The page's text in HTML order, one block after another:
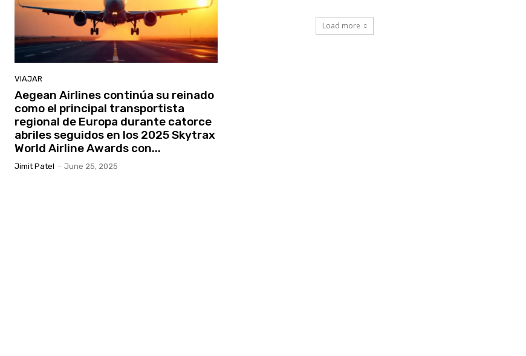
VIAJAR
Aegean Airlines continúa su reinado
como el principal transportista
regional de Europa durante catorce
abriles seguidos en los 2025 Skytrax
World Airline Awards con...
Jimit Patel - June 25, 2025
Load more